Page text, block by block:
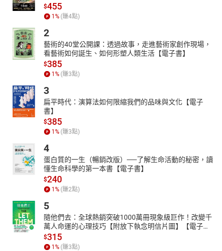
$455
1% (賺4點)
2
藝術的40堂公開課：透過故事，走進藝術家創作現場，
看藝術如何誕生、如何形塑人類生活【電子書】
$385
1% (賺3點)
3
扁平時代：演算法如何限縮我們的品味與文化【電子
書】
$385
1% (賺3點)
4
蛋白質的一生（暢銷改版）──了解生命活動的秘密，讀
懂生命科學的第一本書【電子書】
$240
1% (賺2點)
5
隨他們去：全球熱銷突破1000萬冊現象級巨作！改變千
萬人命運的心理技巧【附放下執念明信片圖】【電子
書】
$315
1% (賺3點)